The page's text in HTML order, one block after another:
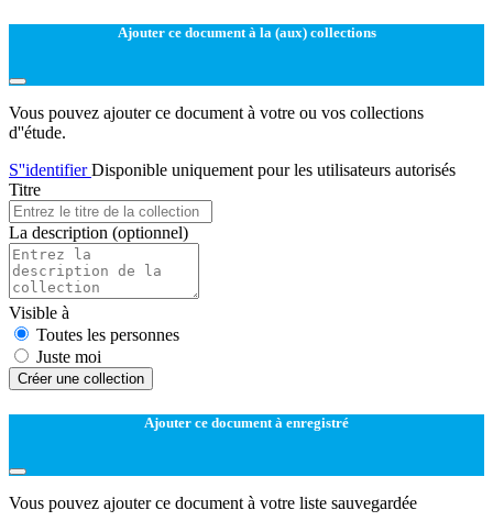
Ajouter ce document à la (aux) collections
Vous pouvez ajouter ce document à votre ou vos collections
d''étude.
S''identifierDisponible uniquement pour les utilisateurs autorisés
Titre
La description (optionnel)
Visible à
Toutes les personnes
Juste moi
Créer une collection
Ajouter ce document à enregistré
Vous pouvez ajouter ce document à votre liste sauvegardée